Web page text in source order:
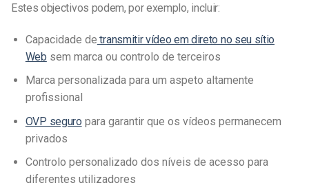
Estes objectivos podem, por exemplo, incluir:
Capacidade de transmitir vídeo em direto no seu sítio
Web sem marca ou controlo de terceiros
Marca personalizada para um aspeto altamente
profissional
OVP seguro para garantir que os vídeos permanecem
privados
Controlo personalizado dos níveis de acesso para
diferentes utilizadores